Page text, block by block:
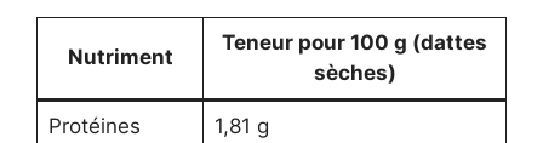
Nutriment
Teneur pour 100 g (dattes
sèches)
Protéines 1,81 g